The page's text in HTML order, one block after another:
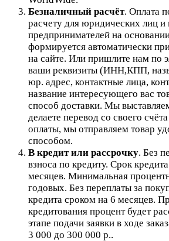
Безналичный расчёт. Оплата
расчету для юридических лиц
предпринимателей на
формируется автоматически
на сайте. Или пришлите нам по
ваши реквизиты (ИНН,КПП,
юр. адрес, контактные лица,
название интересующего вас
способ доставки. Мы
делаете перевод со своего
оплаты, мы отправляем товар
способом.
В кредит или рассрочку. Без
взноса по кредиту. Срок
месяцев. Минимальная
годовых. Без переплаты за
кредита сроком на 6 месяцев.
кредитования процент будет
этапе подачи заявки в ходе
3 000 до 300 000 р..